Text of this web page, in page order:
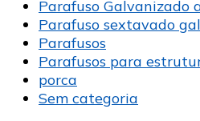
Parafuso Galvanizado
Parafuso sextavado
Parafusos
Parafusos para
porca
Sem categoria